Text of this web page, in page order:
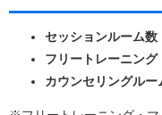
セッションルーム数
フリートレーニン
カウンセリングルー